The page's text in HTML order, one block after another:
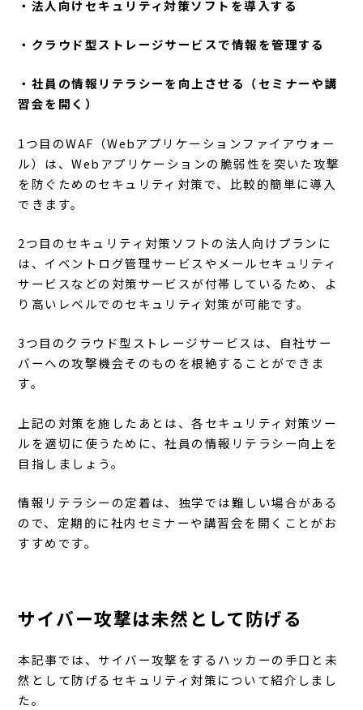
・法人向けセキュリティ対策ソフトを導入する
・クラウド型ストレージサービスで情報を管理する
・社員の情報リテラシーを向上させる（セミナーや講
習会を開く）
1つ目のWAF（Webアプリケーションファイアウォー
ル）は、Webアプリケーションの脆弱性を突いた攻撃
を防ぐためのセキュリティ対策で、比較的簡単に導入
できます。
2つ目のセキュリティ対策ソフトの法人向けプランに
は、イベントログ管理サービスやメールセキュリティ
サービスなどの対策サービスが付帯しているため、よ
り高いレベルでのセキュリティ対策が可能です。
3つ目のクラウド型ストレージサービスは、自社サー
バーへの攻撃機会そのものを根絶することができま
す。
上記の対策を施したあとは、各セキュリティ対策ツー
ルを適切に使うために、社員の情報リテラシー向上を
目指しましょう。
情報リテラシーの定着は、独学では難しい場合がある
ので、定期的に社内セミナーや講習会を開くことがお
すすめです。
サイバー攻撃は未然として防げる
本記事では、サイバー攻撃をするハッカーの手口と未
然として防げるセキュリティ対策について紹介しまし
た。